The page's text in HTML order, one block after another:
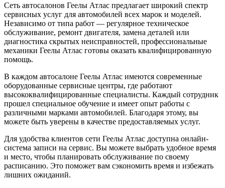
Сеть автосалонов Геелы Атлас предлагает широкий спектр
сервисных услуг для автомобилей всех марок и моделей.
Независимо от типа работ — регулярное техническое
обслуживание, ремонт двигателя, замена деталей или
диагностика скрытых неисправностей, профессиональные
механики Геелы Атлас готовы оказать квалифицированную
помощь.
В каждом автосалоне Геелы Атлас имеются современные
оборудованные сервисные центры, где работают
высококвалифицированные специалисты. Каждый сотрудник
прошел специальное обучение и имеет опыт работы с
различными марками автомобилей. Благодаря этому, вы
можете быть уверены в качестве предоставляемых услуг.
Для удобства клиентов сети Геелы Атлас доступна онлайн-
система записи на сервис. Вы можете выбрать удобное время
и место, чтобы планировать обслуживание по своему
расписанию. Это поможет вам сэкономить время и избежать
лишних ожиданий.